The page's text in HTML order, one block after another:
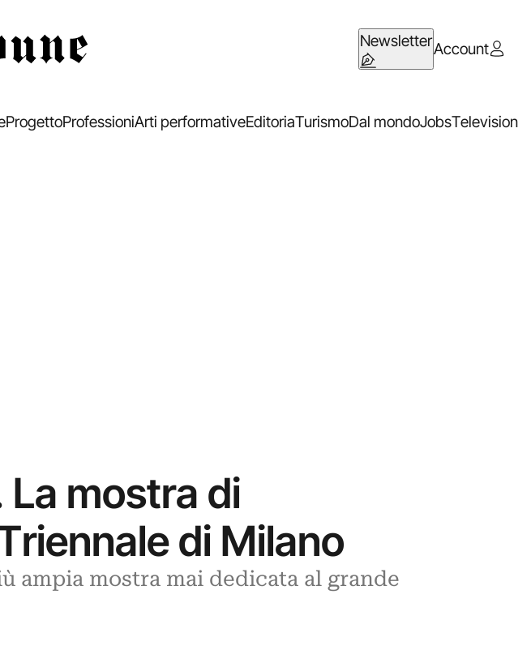
NewsletterAccount
ProgettoProfessioniArti performativeEditoriaTurismoDal mondoJobsTelevision
mostra di
di Milano
ampia mostra mai dedicata al grande